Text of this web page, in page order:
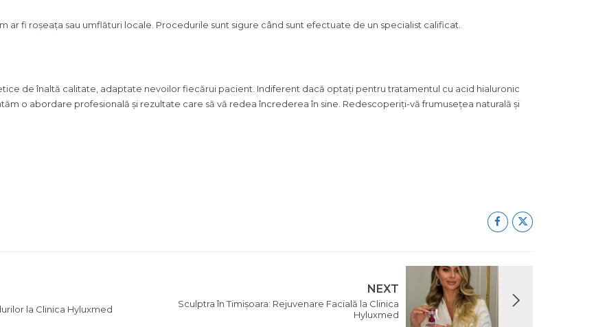
ar fi roșeața sau umflături locale. Procedurile sunt sigure când sunt efectuate de un specialist calificat.
de înaltă calitate, adaptate nevoilor fiecărui pacient. Indiferent dacă optați pentru tratamentul cu acid hialuronic
o abordare profesională și rezultate care să vă redea încrederea în sine. Redescoperiți-vă frumusețea naturală și
la Clinica Hyluxmed
NEXT
Sculptra în Timișoara: Rejuvenare Facială la Clinica
Hyluxmed